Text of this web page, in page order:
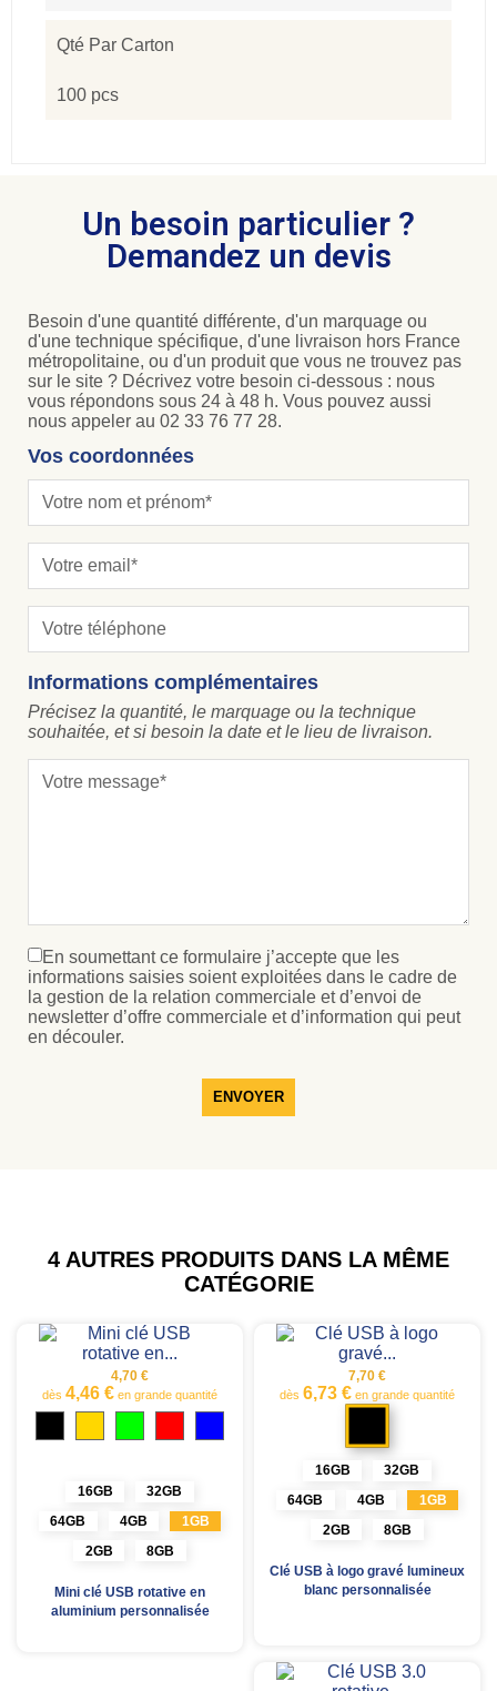
Qté Par Carton
100 pcs
Un besoin particulier ?
Demandez un devis
Besoin d'une quantité différente, d'un marquage ou
d'une technique spécifique, d'une livraison hors France
métropolitaine, ou d'un produit que vous ne trouvez pas
sur le site ? Décrivez votre besoin ci-dessous : nous
vous répondons sous 24 à 48 h. Vous pouvez aussi
nous appeler au 02 33 76 77 28.
Vos coordonnées
Informations complémentaires
Précisez la quantité, le marquage ou la technique
souhaitée, et si besoin la date et le lieu de livraison.
En soumettant ce formulaire j’accepte que les
informations saisies soient exploitées dans le cadre de
la gestion de la relation commerciale et d’envoi de
newsletter d’offre commerciale et d’information qui peut
en découler.
ENVOYER
4 AUTRES PRODUITS DANS LA MÊME
CATÉGORIE
4,70 €
dès 4,46 € en grande quantité
16GB
32GB
64GB
4GB
1GB
2GB
8GB
Mini clé USB rotative en
aluminium personnalisée
7,70 €
dès 6,73 € en grande quantité
Noir
16GB
32GB
64GB
4GB
1GB
2GB
8GB
Clé USB à logo gravé lumineux
blanc personnalisée